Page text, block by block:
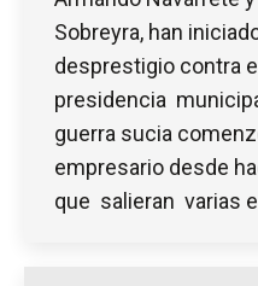
Sobreyra, han
desprestigio contra
presidencia
guerra sucia
empresario desde
que salieran varias